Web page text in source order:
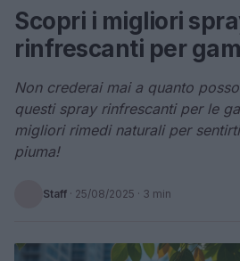
Scopri i migliori
rinfrescanti per
Non crederai mai a quanto
questi spray rinfrescanti per le
migliori rimedi naturali per
piuma!
Staff · 25/08/2025 · 3 min